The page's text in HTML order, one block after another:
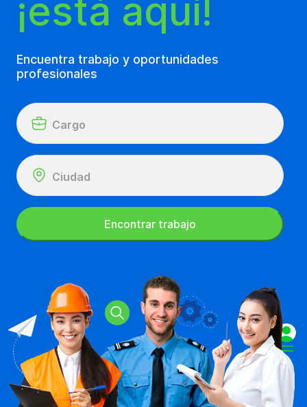
¡está aquí!
Encuentra trabajo y oportunidades
profesionales
Cargo
Ciudad
Encontrar trabajo